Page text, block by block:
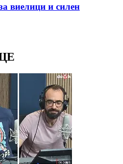
виелици и силен